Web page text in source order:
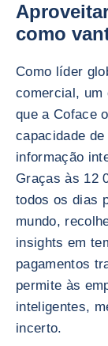
como
Como líder
comercial, um
que a Coface
capacidade
informação
Graças às 12
todos os dias
mundo,
insights em
pagamentos
permite às
inteligentes,
incerto.